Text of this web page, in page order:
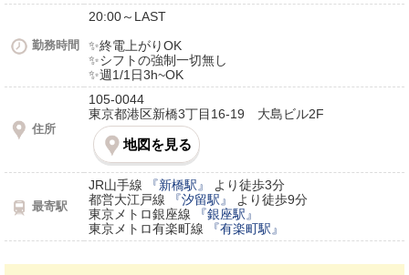
勤務時間
20:00～LAST
✨️終電上がりOK
✨️シフトの強制一切無し
✨️週1/1日3h~OK
住所
105-0044
東京都港区新橋3丁目16-19 大島ビル2F
地図を見る
最寄駅
JR山手線 『新橋駅』
より徒歩3分
都営大江戸線
『汐留駅』
より徒歩9分
東京メトロ銀座線
『銀座駅』
東京メトロ有楽町線
『有楽町駅』